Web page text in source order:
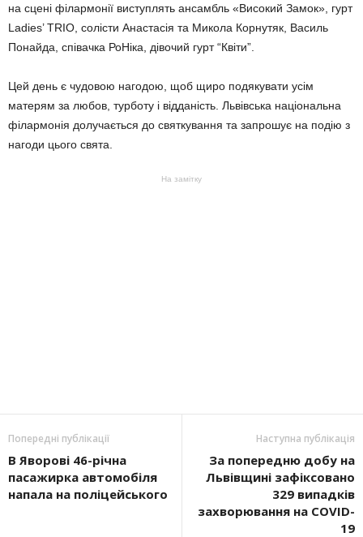
на сцені філармонії виступлять ансамбль «Високий Замок», гурт
Ladies’ TRIO, солісти Анастасія та Микола Корнутяк, Василь
Понайда, співачка РоНіка, дівочий гурт “Квіти”.
Цей день є чудовою нагодою, щоб щиро подякувати усім
матерям за любов, турботу і відданість. Львівська національна
філармонія долучається до святкування та запрошує на подію з
нагоди цього свята.
На замітку
Попередні публікації
В Яворові 46-річна
пасажирка автомобіля
напала на поліцейського
Наступна публікація
За попередню добу на
Львівщині зафіксовано
329 випадків
захворювання на COVID-
19